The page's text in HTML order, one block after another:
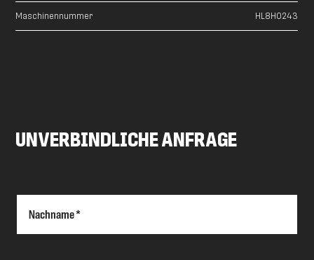
Maschinennummer HL8H0243
UNVERBINDLICHE ANFRAGE
Nachname *